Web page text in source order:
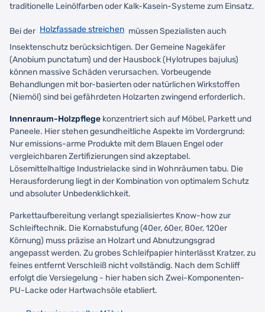
traditionelle Leinölfarben oder Kalk-Kasein-Systeme zum Einsatz.
Bei der Holzfassade streichen müssen Spezialisten auch
Insektenschutz berücksichtigen. Der Gemeine Nagekäfer
(Anobium punctatum) und der Hausbock (Hylotrupes bajulus)
können massive Schäden verursachen. Vorbeugende
Behandlungen mit bor-basierten oder natürlichen Wirkstoffen
(Niemöl) sind bei gefährdeten Holzarten zwingend erforderlich.
Innenraum-Holzpflege konzentriert sich auf Möbel, Parkett und
Paneele. Hier stehen gesundheitliche Aspekte im Vordergrund:
Nur emissions-arme Produkte mit dem Blauen Engel oder
vergleichbaren Zertifizierungen sind akzeptabel.
Lösemittelhaltige Industrielacke sind in Wohnräumen tabu. Die
Herausforderung liegt in der Kombination von optimalem Schutz
und absoluter Unbedenklichkeit.
Parkettaufbereitung verlangt spezialisiertes Know-how zur
Schleiftechnik. Die Kornabstufung (40er, 60er, 80er, 120er
Körnung) muss präzise an Holzart und Abnutzungsgrad
angepasst werden. Zu grobes Schleifpapier hinterlässt Kratzer, zu
feines entfernt Verschleiß nicht vollständig. Nach dem Schliff
erfolgt die Versiegelung - hier haben sich Zwei-Komponenten-
PU-Lacke oder Hartwachsöle etabliert.